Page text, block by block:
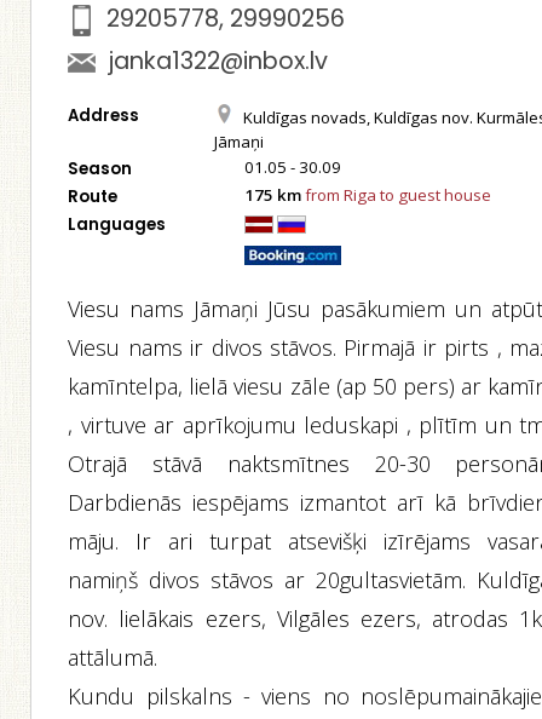
29205778, 29990256
janka1322@inbox.lv
Address
Kuldīgas novads, Kuldīgas nov.
Jāmaņi
Season 01.05 - 30.09
Route 175 kmfrom Riga to guest house
Languages
Viesu nams Jāmaņi Jūsu pasākumiem un
Viesu nams ir divos stāvos. Pirmajā ir pirts ,
kamīntelpa, lielā viesu zāle (ap 50 pers) ar
, virtuve ar aprīkojumu leduskapi , plītīm un
Otrajā stāvā naktsmītnes 20-30
Darbdienās iespējams izmantot arī kā
māju. Ir ari turpat atsevišķi izīrējams
namiņš divos stāvos ar 20gultasvietām.
nov. lielākais ezers, Vilgāles ezers, atrodas
attālumā.
Kundu pilskalns - viens no